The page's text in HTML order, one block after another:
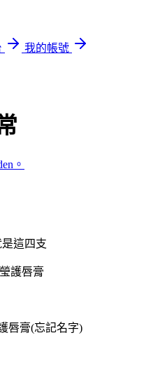
我的帳號
。
這四支
護唇膏
唇膏(忘記名字)